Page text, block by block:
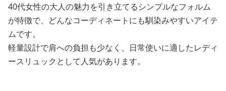
40代女性の大人の魅力を引き立てるシンプルなフォルム
が特徴で、どんなコーディネートにも馴染みやすいアイテ
ムです。
軽量設計で肩への負担も少なく、日常使いに適したレディ
ースリュックとして人気があります。